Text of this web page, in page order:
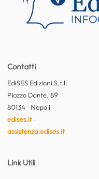
Contatti
EdiSES Edizioni S.r.l.
Piazza Dante, 89
80134 - Napoli
edises.it-
assistenza.edises.it
Link Utili